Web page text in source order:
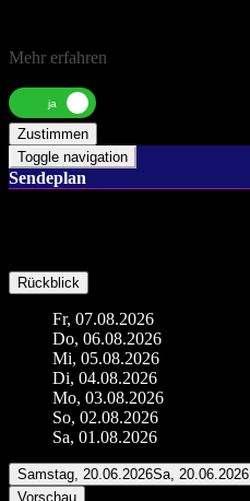
Mehr erfahren
Zustimmen
Toggle navigation
Sendeplan
Rückblick
Fr, 07.08.2026
Do, 06.08.2026
Mi, 05.08.2026
Di, 04.08.2026
Mo, 03.08.2026
So, 02.08.2026
Sa, 01.08.2026
Samstag, 20.06.2026Sa, 20.06.2026
Vorschau